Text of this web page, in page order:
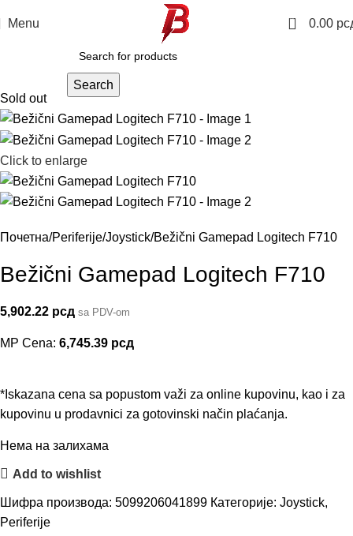
Menu 0 0.00
Search
Sold out
Click to enlarge
Почетна Periferije Joystick Bežični Gamepad Logitech F710
Bežični Gamepad Logitech F710
5,902.22 рсд sa PDV-om
MP Cena: 6,745.39 рсд
*Iskazana cena sa popustom važi za online kupovinu, kao i za
kupovinu u prodavnici za gotovinski način plaćanja.
Нема на залихама
Add to wishlist
Шифра производа: 5099206041899 Категорије: Joystick,
Periferije